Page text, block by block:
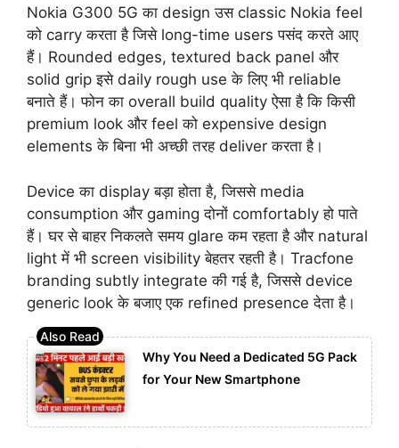
Nokia G300 5G का design उस classic Nokia feel
को carry करता है जिसे long-time users पसंद करते आए
हैं। Rounded edges, textured back panel और
solid grip इसे daily rough use के लिए भी reliable
बनाते हैं। फोन का overall build quality ऐसा है कि किसी
premium look और feel को expensive design
elements के बिना भी अच्छी तरह deliver करता है।
Device का display बड़ा होता है, जिससे media
consumption और gaming दोनों comfortably हो पाते
हैं। घर से बाहर निकलते समय glare कम रहता है और natural
light में भी screen visibility बेहतर रहती है। Tracfone
branding subtly integrate की गई है, जिससे device
generic look के बजाए एक refined presence देता है।
Why You Need a Dedicated 5G Pack
for Your New Smartphone